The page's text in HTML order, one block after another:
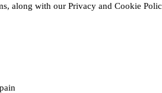
along with our Privacy and Cookie